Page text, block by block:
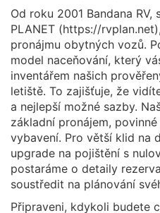
Od roku 2001 Bandana
PLANET (https://
pronájmu obytných vozů.
model naceňování, který
inventářem našich
letiště. To zajišťuje, že
a nejlepší možné sazby.
základní pronájem,
vybavení. Pro větší klid na
upgrade na pojištění s
postaráme o detaily
soustředit na plánování
Připraveni, kdykoli budete